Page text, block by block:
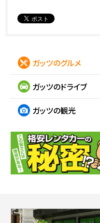
ガッツのグルメ
ガッツのドライブ
ガッツの観光